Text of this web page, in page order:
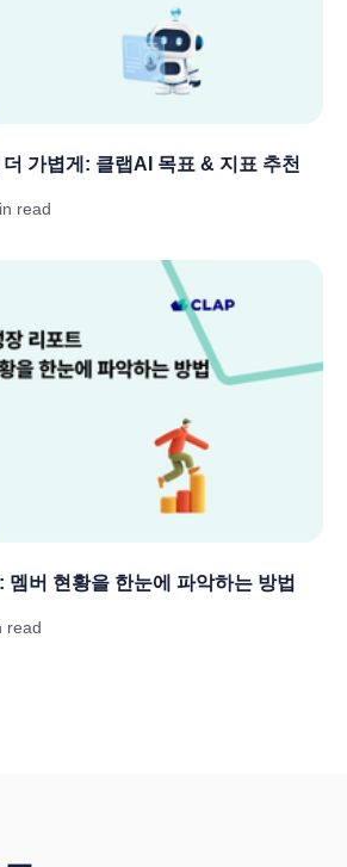
가볍게: 클랩AI 목표 & 지표 추천
read
멤버 현황을 한눈에 파악하는 방법
read